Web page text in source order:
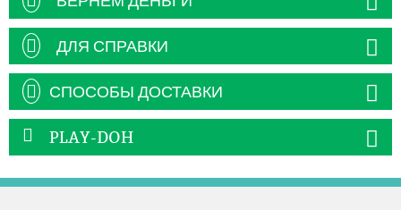
ДЛЯ СПРАВКИ
СПОСОБЫ ДОСТАВКИ
PLAY-DOH